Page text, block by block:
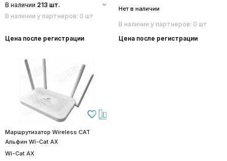
В наличии 213 шт.
В наличии у партнеров: 0 шт
Цена после регистрации
Нет в наличии
В наличии у партнеров: 0 шт
Цена после регистрации
Маршрутизатор Wireless CAT
Альфин Wi-Cat AX
Wi-Cat AX